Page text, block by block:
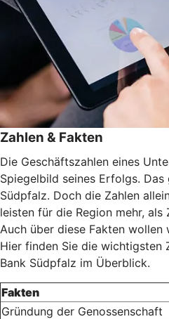
Zahlen & Fakten
Die Geschäftszahlen eines
Spiegelbild seines Erfolgs.
Südpfalz. Doch die Zahlen
leisten für die Region mehr, als
Auch über diese Fakten wollen
Hier finden Sie die wichtigsten
Bank Südpfalz im Überblick.
Fakten
Gründung der Genossenschaft